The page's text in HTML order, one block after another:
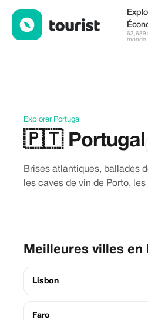
monde
Explorer›Portugal
🇵🇹 Portugal
Brises atlantiques, ballades
les caves de vin de Porto,
Meilleures villes en
Lisbon
Faro